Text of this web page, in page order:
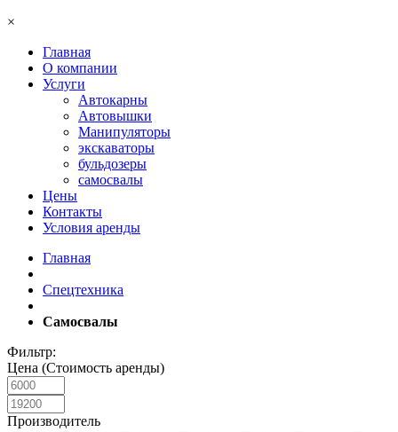
×
Главная
О компании
Услуги
Автокарны
Автовышки
Манипуляторы
экскаваторы
бульдозеры
самосвалы
Цены
Контакты
Условия аренды
Главная
Спецтехника
Самосвалы
Фильтр:
Цена (Стоимость аренды)
Производитель